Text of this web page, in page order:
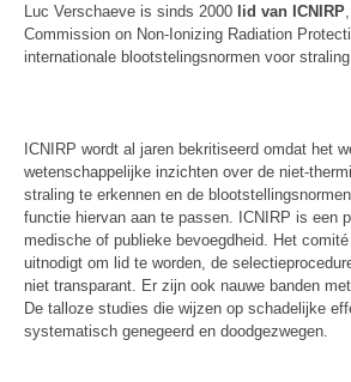
Luc Verschaeve is sinds 2000 lid van ICNIRP
Commission on Non-Ionizing Radiation
internationale blootstelingsnormen voor
ICNIRP wordt al jaren bekritiseerd omdat het
wetenschappelijke inzichten over de niet-
straling te erkennen en de
functie hiervan aan te passen. ICNIRP is een
medische of publieke bevoegdheid. Het
uitnodigt om lid te worden, de
niet transparant. Er zijn ook nauwe banden
De talloze studies die wijzen op schadelijke
systematisch genegeerd en doodgezwegen.